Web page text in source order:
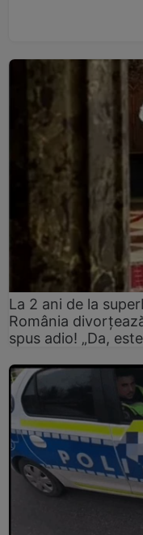
La 2 ani de la
România
spus adio! „Da,